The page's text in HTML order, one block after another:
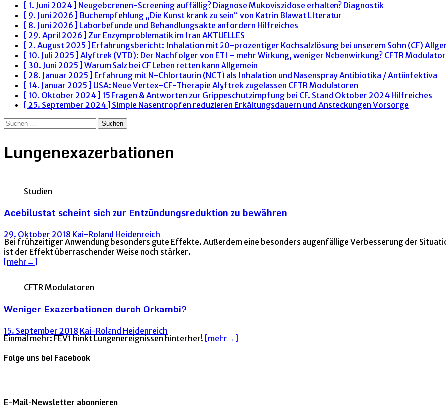
[ 1. Juni 2024 ] Neugeborenen-Screening auffällig? Diagnose Mukoviszidose erhalten? Diagnostik
[ 9. Juni 2026 ] Buchempfehlung „Die Kunst krank zu sein“ von Katrin Blawat LIteratur
[ 8. Juni 2026 ] Laborbefunde und Behandlungsakte anfordern Hilfreiches
[ 29. April 2026 ] Zur Enzymproblematik im Iran AKTUELLES
[ 2. August 2025 ] Erfahrungsbericht: Inhalation mit 20-prozentiger Kochsalzlösung bei unserem Sohn (CF)
[ 10. Juli 2025 ] Alyftrek (VTD): Der Nachfolger von ETI – mehr Wirkung, weniger Nebenwirkung? CFTR
[ 30. Juni 2025 ] Warum Salz bei CF Leben retten kann Allgemein
[ 28. Januar 2025 ] Erfahrung mit N-Chlortaurin (NCT) als Inhalation und NasensprayAntibiotika / Antiinfektiva
[ 14. Januar 2025 ] USA: Neue Vertex-CF-Therapie Alyftrek zugelassen CFTR Modulatoren
[ 10. Oktober 2024 ] 15 Fragen & Antworten zur Grippeschutzimpfung bei CF. Stand Oktober 2024 Hilfreiches
[ 25. September 2024 ] Simple Nasentropfen reduzieren Erkältungsdauern und Ansteckungen Vorsorge
Suchen
Lungenexazerbationen
Studien
Acebilustat scheint sich zur Entzündungsreduktion zu bewähren
29. Oktober 2018 Kai-Roland Heidenreich
Bei frühzeitiger Anwendung besonders gute Effekte. Außerdem eine besonders augenfällige Verbesserung der
ist der Effekt überraschender Weise noch stärker.
[mehr→]
CFTR Modulatoren
Weniger Exazerbationen durch Orkambi?
15. September 2018 Kai-Roland Heidenreich
Einmal mehr: FEV1 hinkt Lungenereignissen hinterher! [mehr→]
Folge uns bei Facebook
E-Mail-Newsletter abonnieren